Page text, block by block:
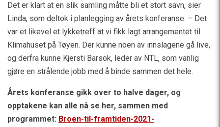
Det er klart at en slik samling måtte bli et stort savn, sier
Linda, som deltok i planlegging av årets konferanse. – Det
var et likevel et lykketreff at vi fikk lagt arrangementet til
Klimahuset på Tøyen. Der kunne noen av innslagene gå live,
og derfra kunne Kjersti Barsok, leder av NTL, som vanlig
gjøre en strålende jobb med å binde sammen det hele.
Årets konferanse gikk over to halve dager, og
opptakene kan alle nå se her, sammen med
programmet: Broen-til-framtiden-2021-